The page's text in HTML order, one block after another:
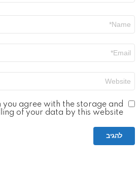
you agree with the storage and
of your data by this website.